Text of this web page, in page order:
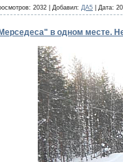
2032 Добавил: ДА5 Дата:
в одном месте.